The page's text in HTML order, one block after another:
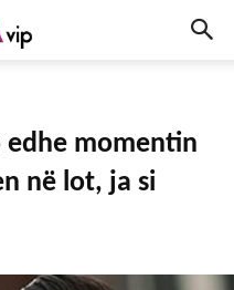
momentin
në lot, ja si